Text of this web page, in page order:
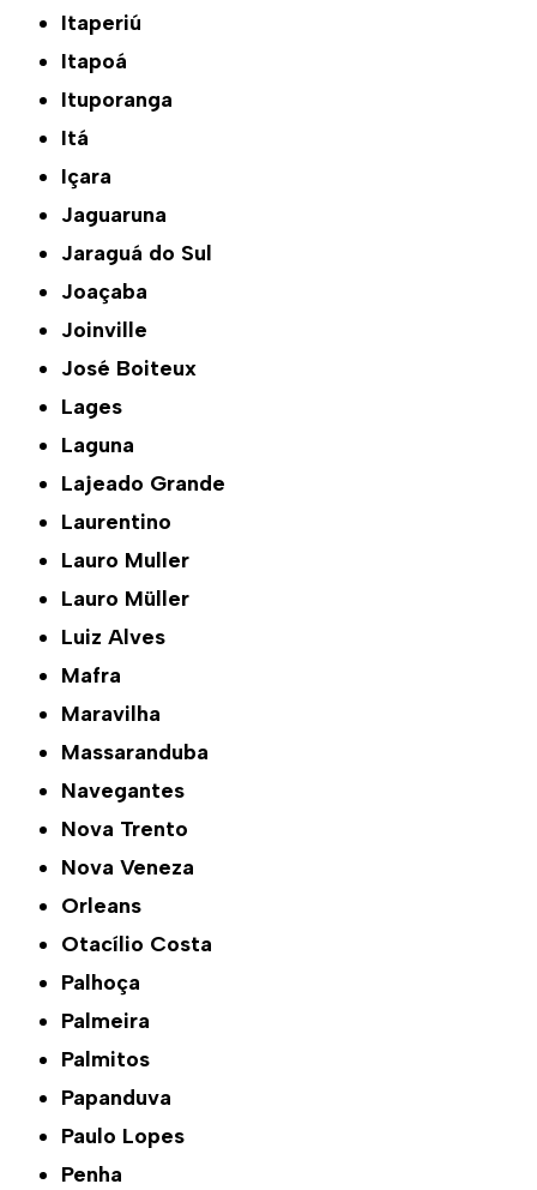
Itaperiú
Itapoá
Ituporanga
Itá
Içara
Jaguaruna
Jaraguá do Sul
Joaçaba
Joinville
José Boiteux
Lages
Laguna
Lajeado Grande
Laurentino
Lauro Muller
Lauro Müller
Luiz Alves
Mafra
Maravilha
Massaranduba
Navegantes
Nova Trento
Nova Veneza
Orleans
Otacílio Costa
Palhoça
Palmeira
Palmitos
Papanduva
Paulo Lopes
Penha